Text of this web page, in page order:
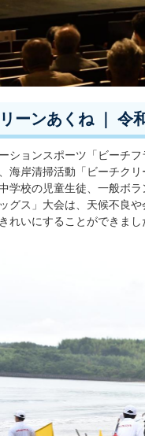
ーンあくね ｜ 令
ションスポーツ「ビーチ
海岸清掃活動「ビーチク
学校の児童生徒、一般ボ
ッグス」大会は、天候不良
れいにすることができまし